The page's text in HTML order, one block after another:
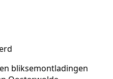
bliksemontladingen